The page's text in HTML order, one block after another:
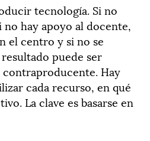
tecnología. Si no
no hay apoyo al docente,
el centro y si no se
puede ser
Hay
cada recurso, en qué
La clave es basarse en